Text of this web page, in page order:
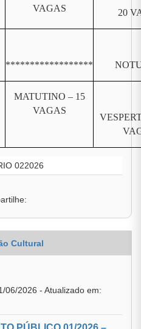
VAGAS
20
******************
MATUTINO – 15
VAGAS
022026
Cultural
06/2026 - Atualizado em: